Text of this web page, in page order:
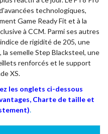
technologiques,
Game Ready Fit et à la
à CCM. Parmi ses autres
de rigidité de 205, une
semelle Step Blacksteel, une
renforcés et le support
XS.
les onglets ci-dessous
Charte de taille et
.